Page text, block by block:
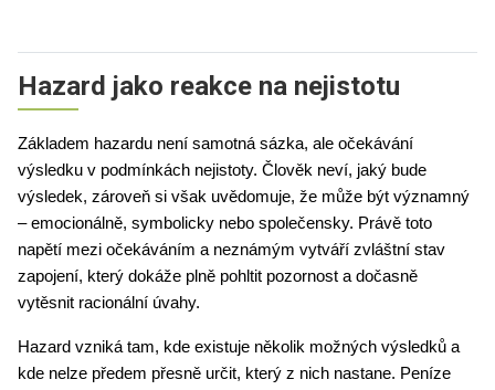
Hazard jako reakce na nejistotu
Základem hazardu není samotná sázka, ale očekávání
výsledku v podmínkách nejistoty. Člověk neví, jaký bude
výsledek, zároveň si však uvědomuje, že může být významný
– emocionálně, symbolicky nebo společensky. Právě toto
napětí mezi očekáváním a neznámým vytváří zvláštní stav
zapojení, který dokáže plně pohltit pozornost a dočasně
vytěsnit racionální úvahy.
Hazard vzniká tam, kde existuje několik možných výsledků a
kde nelze předem přesně určit, který z nich nastane. Peníze